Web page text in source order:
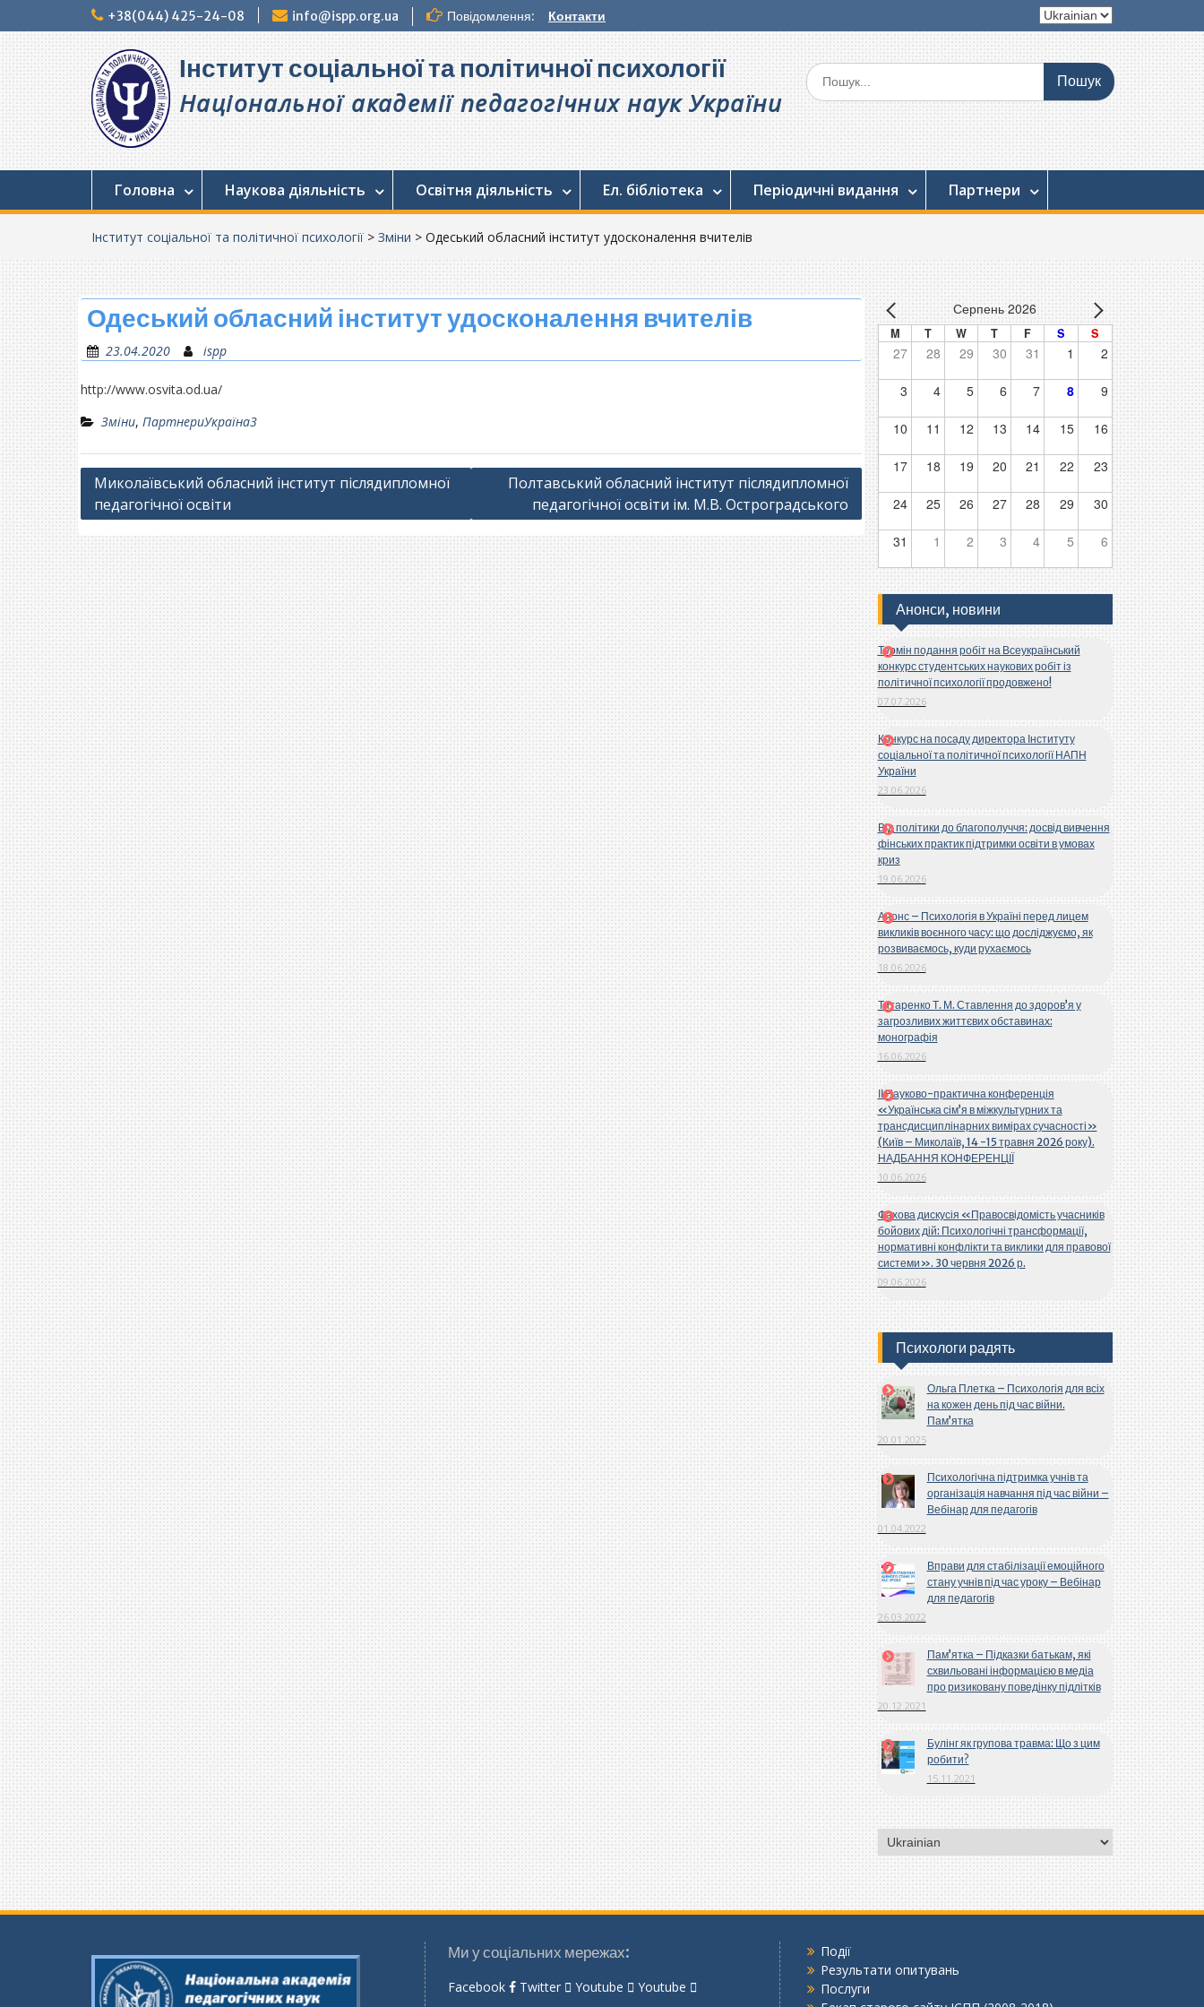
до
+38(044) 425-24-08 info@ispp.org.ua Повідомлення: Контакти
Вибрати
мову
Інститут соціальної та політичної психології
Національної академії педагогічних наук України
Шукати:
Головна Наукова діяльність Освітня діяльність Ел. бібліотека Періодичні видання Партнери
Інститут соціальної та політичної психології > Зміни > Одеський обласний інститут удосконалення вчителів
Одеський обласний інститут удосконалення вчителів
23.04.2020 ispp
http://www.osvita.od.ua/
Зміни, ПартнериУкраїна3
Навігація
записів
Миколаївський обласний інститут післядипломної
педагогічної освіти
Полтавський обласний інститут післядипломної
педагогічної освіти ім. М.В. Остроградського
Серпень 2026
M T W T F S S
27 28 29 30 31 1 2
3 4 5 6 7 8 9
10 11 12 13 14 15 16
17 18 19 20 21 22 23
24 25 26 27 28 29 30
31 1 2 3 4 5 6
Анонси, новини
Термін подання робіт на Всеукраїнський
конкурс студентських наукових робіт із
політичної психології продовжено!
07.07.2026
Конкурс на посаду директора Інституту
соціальної та політичної психології НАПН
України
23.06.2026
Від політики до благополуччя: досвід вивчення
фінських практик підтримки освіти в умовах
криз
19.06.2026
Анонс – Психологія в Україні перед лицем
викликів воєнного часу: що досліджуємо, як
розвиваємось, куди рухаємось
18.06.2026
Титаренко Т. М. Ставлення до здоров’я у
загрозливих життєвих обставинах:
монографія
16.06.2026
ІІ Науково-практична конференція
«Українська сім’я в міжкультурних та
трансдисциплінарних вимірах сучасності»
(Київ – Миколаїв, 14 -15 травня 2026 року).
НАДБАННЯ КОНФЕРЕНЦІЇ
10.06.2026
Фахова дискусія «Правосвідомість учасників
бойових дій: Психологічні трансформації,
нормативні конфлікти та виклики для правової
системи». 30 червня 2026 р.
09.06.2026
Психологи радять
Ольга Плетка – Психологія для всіх
на кожен день під час війни.
Пам’ятка
20.01.2025
Психологічна підтримка учнів та
організація навчання під час війни –
Вебінар для педагогів
01.04.2022
Вправи для стабілізації емоційного
стану учнів під час уроку – Вебінар
для педагогів
26.03.2022
Пам’ятка – Підказки батькам, які
схвильовані інформацією в медіа
про ризиковану поведінку підлітків
20.12.2021
Булінг як групова травма: Що з цим
робити?
15.11.2021
Вибрати
мову
Ми у соціальних мережах:
Facebook Twitter Youtube Youtube
Події
Результати опитувань
Послуги